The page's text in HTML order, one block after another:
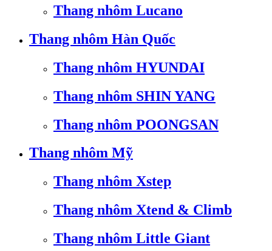
Thang nhôm Lucano
Thang nhôm Hàn Quốc
Thang nhôm HYUNDAI
Thang nhôm SHIN YANG
Thang nhôm POONGSAN
Thang nhôm Mỹ
Thang nhôm Xstep
Thang nhôm Xtend & Climb
Thang nhôm Little Giant